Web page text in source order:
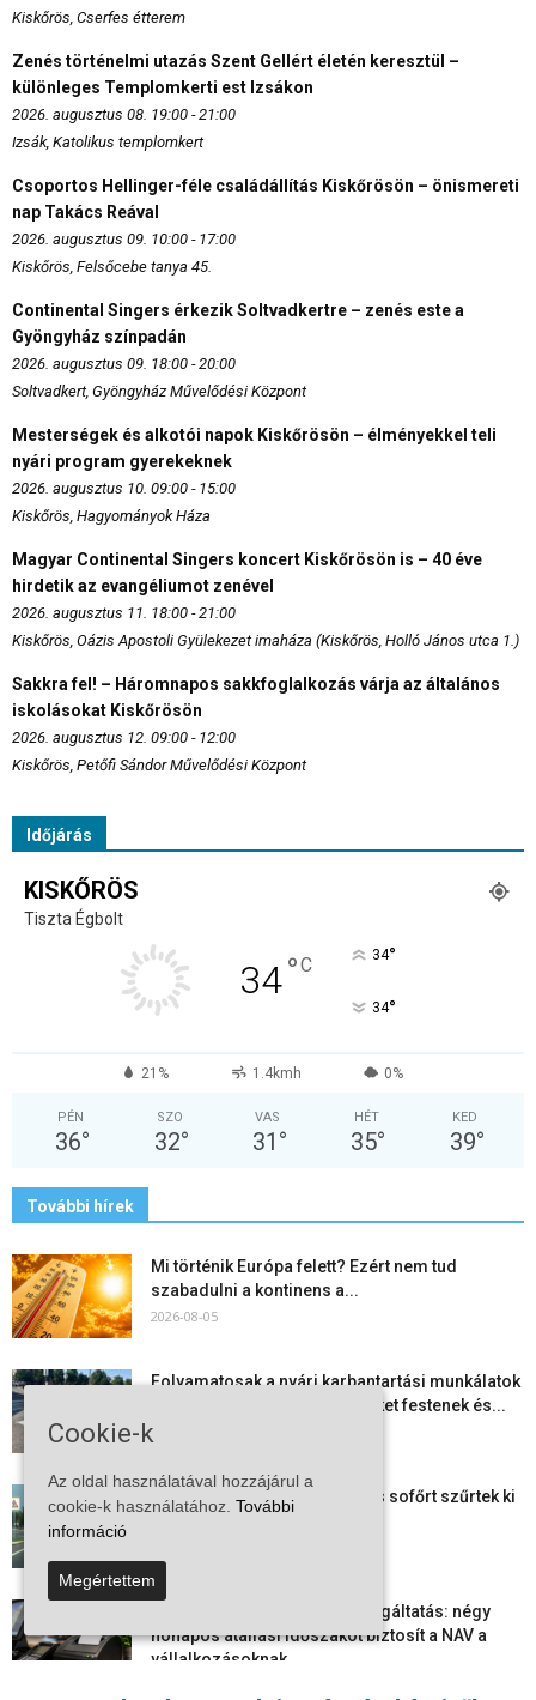
Kiskőrös, Cserfes étterem
Zenés történelmi utazás Szent Gellért életén keresztül –
különleges Templomkerti est Izsákon
2026. augusztus 08. 19:00 - 21:00
Izsák, Katolikus templomkert
Csoportos Hellinger-féle családállítás Kiskőrösön – önismereti
nap Takács Reával
2026. augusztus 09. 10:00 - 17:00
Kiskőrös, Felsőcebe tanya 45.
Continental Singers érkezik Soltvadkertre – zenés este a
Gyöngyház színpadán
2026. augusztus 09. 18:00 - 20:00
Soltvadkert, Gyöngyház Művelődési Központ
Mesterségek és alkotói napok Kiskőrösön – élményekkel teli
nyári program gyerekeknek
2026. augusztus 10. 09:00 - 15:00
Kiskőrös, Hagyományok Háza
Magyar Continental Singers koncert Kiskőrösön is – 40 éve
hirdetik az evangéliumot zenével
2026. augusztus 11. 18:00 - 21:00
Kiskőrös, Oázis Apostoli Gyülekezet imaháza (Kiskőrös, Holló János utca 1.)
Sakkra fel! – Háromnapos sakkfoglalkozás várja az általános
iskolásokat Kiskőrösön
2026. augusztus 12. 09:00 - 12:00
Kiskőrös, Petőfi Sándor Művelődési Központ
Időjárás
KISKŐRÖS
Tiszta Égbolt
34°C 34°
34°
21% 1.4kmh 0%
PÉN
36°
SZO
32°
VAS
31 °
HÉT
35°
KED
39°
További hírek
Mi történik Európa felett? Ezért nem tud
szabadulni a kontinens a...
2026-08-05
Folyamatosak a nyári karbantartási munkálatok
Kiskőrösön – útburkolati jeleket festenek és...
2026-08-05
Több száz gyorshajtót és ittas sofőrt szűrtek ki
Elektronikus nyugtaadat-szolgáltatás: négy
hónapos átállási időszakot biztosít a NAV a
vállalkozásoknak
Cookie-k
Az oldal használatával hozzájárul a
cookie-k használatához. További
információ
Megértettem